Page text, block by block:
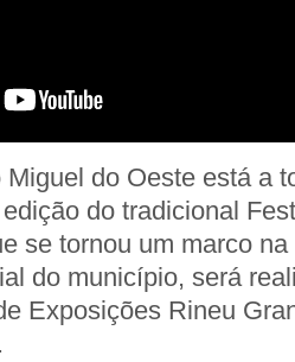
do Oeste está a
do tradicional
se tornou um marco na
do município, será
Exposições Rineu